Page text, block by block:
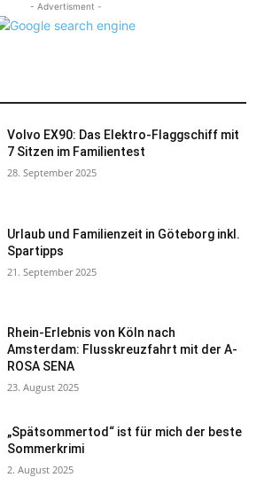
- Advertisment -
Volvo EX90: Das Elektro-Flaggschiff mit
7 Sitzen im Familientest
28. September 2025
Urlaub und Familienzeit in Göteborg inkl.
Spartipps
21. September 2025
Rhein-Erlebnis von Köln nach
Amsterdam: Flusskreuzfahrt mit der A-
ROSA SENA
23. August 2025
„Spätsommertod“ ist für mich der beste
Sommerkrimi
2. August 2025